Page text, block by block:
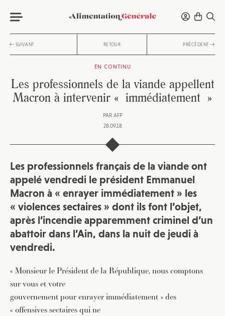
SUIVANT RETOUR PRÉCÉDENT
EN CONTINU
Les professionnels de la viande appellent
Macron à intervenir « immédiatement »
PAR AFP
28.09.18
Les professionnels français de la viande ont
appelé vendredi le président Emmanuel
Macron à « enrayer immédiatement » les
« violences sectaires » dont ils font l’objet,
après l’incendie apparemment criminel d’un
abattoir dans l’Ain, dans la nuit de jeudi à
vendredi.
« Monsieur le Président de la République, nous comptons
sur vous et votre
gouvernement pour enrayer immédiatement » des
« offensives sectaires qui ne